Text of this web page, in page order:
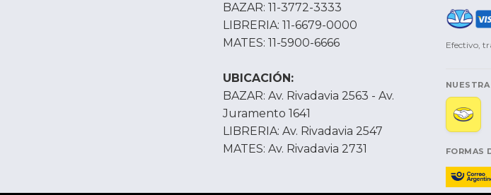
BAZAR: 11-3772-3333
LIBRERIA: 11-6679-0000
MATES: 11-5900-6666
UBICACIÓN:
BAZAR: Av. Rivadavia 2563 - Av.
Juramento 1641
LIBRERIA: Av. Rivadavia 2547
MATES: Av. Rivadavia 2731
Efectivo,
FORMAS